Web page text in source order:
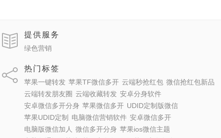
提供服务
绿色营销
热门标签
苹果一键转发 苹果TF微信多开 云端秒抢红包 微信抢红包新品
云端转发朋友圈 云端收藏转发 安卓分身软件
安卓微信多开分身 苹果微信多开 UDID定制版微信
苹果UDID定制
电脑微信营销软件 安卓微信多开
电脑版微信加人 微信多开分身 苹果ios微信主题